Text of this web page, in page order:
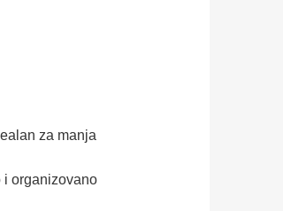
za manja
i organizovano